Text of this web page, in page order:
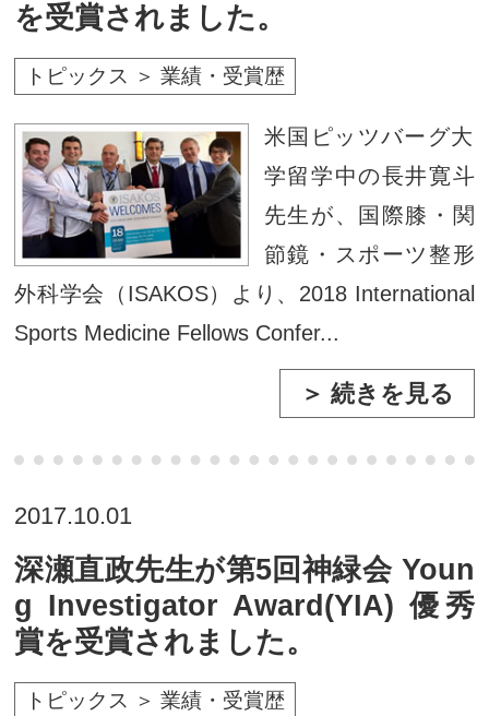
を受賞されました。
トピックス ＞ 業績・受賞歴
米国ピッツバーグ大
学留学中の長井寛斗
先生が、国際膝・関
節鏡・スポーツ整形
外科学会（ISAKOS）より、2018 International
Sports Medicine Fellows Confer...
＞ 続きを見る
2017.10.01
深瀬直政先生が第5回神緑会 Youn
g Investigator Award(YIA) 優秀
賞を受賞されました。
トピックス ＞ 業績・受賞歴